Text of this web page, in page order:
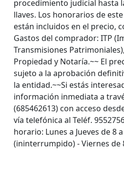
procedimiento judicial hasta
llaves. Los honorarios de
están incluidos en el precio,
Gastos del comprador: ITP
Transmisiones
Propiedad y Notaría.~~ El
sujeto a la aprobación
la entidad.~~Si estás
información inmediata a
(685462613) con acceso
vía telefónica al Teléf.
horario: Lunes a Jueves de 8
(ininterrumpido) - Viernes de